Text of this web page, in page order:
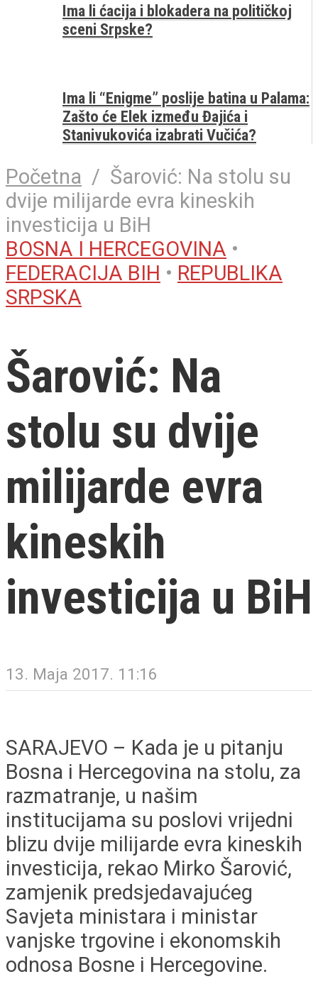
Ima li ćacija i blokadera na političkoj
sceni Srpske?
Ima li “Enigme” poslije batina u Palama:
Zašto će Elek između Đajića i
Stanivukovića izabrati Vučića?
Početna / Šarović: Na stolu su
dvije milijarde evra kineskih
investicija u BiH
BOSNA I HERCEGOVINA •
FEDERACIJA BIH • REPUBLIKA
SRPSKA
Šarović: Na
stolu su dvije
milijarde evra
kineskih
investicija u BiH
13. Maja 2017. 11:16
SARAJEVO – Kada je u pitanju
Bosna i Hercegovina na stolu, za
razmatranje, u našim
institucijama su poslovi vrijedni
blizu dvije milijarde evra kineskih
investicija, rekao Mirko Šarović,
zamjenik predsjedavajućeg
Savjeta ministara i ministar
vanjske trgovine i ekonomskih
odnosa Bosne i Hercegovine.